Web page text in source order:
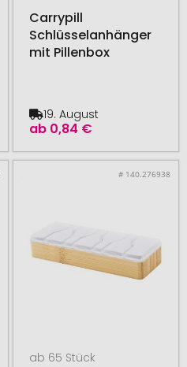
Carrypill
Schlüsselanhänger
mit Pillenbox
ab 0,84 €
19. August
# 140.276938
ab 65 Stück